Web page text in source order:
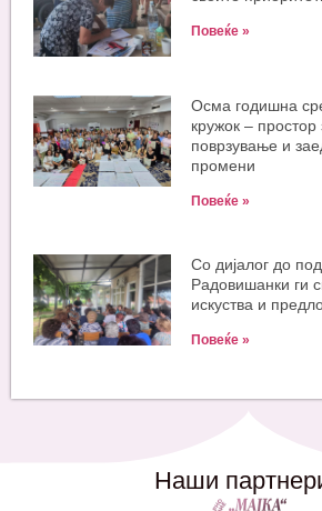
Повеќе »
Oсма годишна
кружок –
поврзување и
промени
Повеќе »
Со дијалог до
Радовишанки ги
искуства и
Повеќе »
Наши